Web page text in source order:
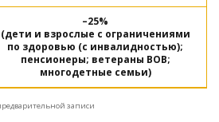
–25%
(дети и взрослые с ограничениями
по здоровью (с инвалидностью);
пенсионеры; ветераны ВОВ;
многодетные семьи)
записи